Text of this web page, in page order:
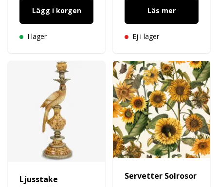
Lägg i korgen
I lager
Läs mer
Ej i lager
Ljusstake
Servetter Solrosor